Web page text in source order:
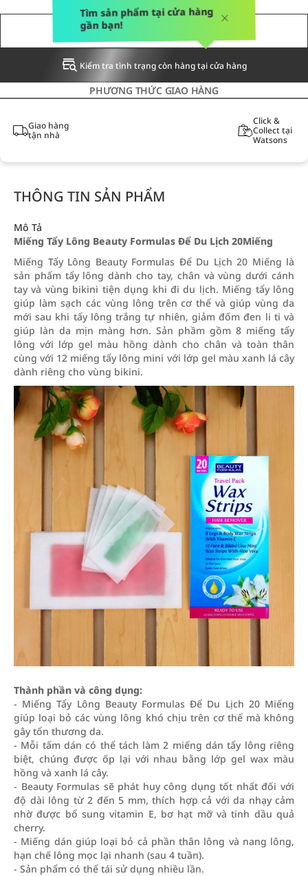
THÔNG BÁO CHO TÔI
Kiểm tra tình trạng còn hàng tại cửa hàng
Tìm sản phẩm tại cửa hàng
gần bạn!
PHƯƠNG THỨC GIAO HÀNG
Giao hàng
tận nhà
Click &
Collect tại
Watsons
THÔNG TIN SẢN PHẨM
Mô Tả
Miếng Tẩy Lông Beauty Formulas Để Du Lịch 20Miếng
Miếng Tẩy Lông Beauty Formulas Để Du Lịch 20 Miếng là
sản phẩm tẩy lông dành cho tay, chân và vùng dưới cánh
tay và vùng bikini tiện dụng khi đi du lịch. Miếng tẩy lông
giúp làm sạch các vùng lông trên cơ thể và giúp vùng da
mới sau khi tẩy lông trắng tự nhiên, giảm đốm đen li ti và
giúp làn da mịn màng hơn. Sản phầm gồm 8 miếng tẩy
lông với lớp gel màu hồng dành cho chân và toàn thân
cùng với 12 miếng tẩy lông mini với lớp gel màu xanh lá cây
dành riêng cho vùng bikini.
Thành phần và công dụng:
- Miếng Tẩy Lông Beauty Formulas Để Du Lịch 20 Miếng
giúp loại bỏ các vùng lông khó chịu trên cơ thể mà không
gây tổn thương da.
- Mỗi tấm dán có thể tách làm 2 miếng dán tẩy lông riêng
biệt, chúng được ốp lại với nhau bằng lớp gel wax màu
hồng và xanh lá cây.
- Beauty Formulas sẽ phát huy công dụng tốt nhất đối với
độ dài lông từ 2 đến 5 mm, thích hợp cả với da nhạy cảm
nhờ được bổ sung vitamin E, bơ hạt mỡ và tinh dầu quả
cherry.
- Miếng dán giúp loại bỏ cả phần thân lông và nang lông,
hạn chế lông mọc lại nhanh (sau 4 tuần).
- Sản phẩm có thể tái sử dụng nhiều lần.